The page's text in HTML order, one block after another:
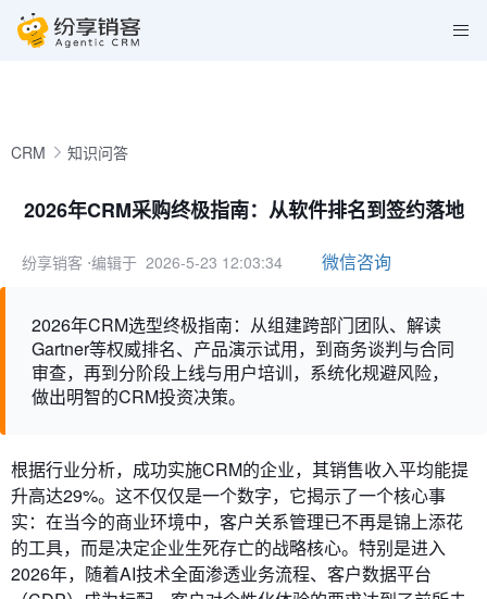
CRM 知识问答
2026年CRM采购终极指南：从软件排名到签约落地
纷享销客 ⋅编辑于 2026-5-23 12:03:34 微信咨询
2026年CRM选型终极指南：从组建跨部门团队、解读
Gartner等权威排名、产品演示试用，到商务谈判与合同
审查，再到分阶段上线与用户培训，系统化规避风险，
做出明智的CRM投资决策。
根据行业分析，成功实施CRM的企业，其销售收入平均能提
升高达29%。这不仅仅是一个数字，它揭示了一个核心事
实：在当今的商业环境中，客户关系管理已不再是锦上添花
的工具，而是决定企业生死存亡的战略核心。特别是进入
2026年，随着AI技术全面渗透业务流程、客户数据平台